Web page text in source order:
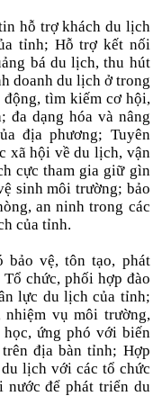
hỗ trợ khách du lịch
tỉnh; Hỗ trợ kết nối
bá du lịch, thu hút
doanh du lịch ở trong
tìm kiếm cơ hội,
đa dạng hóa và nâng
địa phương; Tuyên
xã hội về du lịch, vận
cực tham gia giữ gìn
sinh môi trường; bảo
an ninh trong các
của tỉnh.
bảo vệ, tôn tạo, phát
chức, phối hợp đào
lực du lịch của tỉnh;
nhiệm vụ môi trường,
học, ứng phó với biến
địa bàn tỉnh; Hợp
lịch với các tổ chức
nước để phát triển du